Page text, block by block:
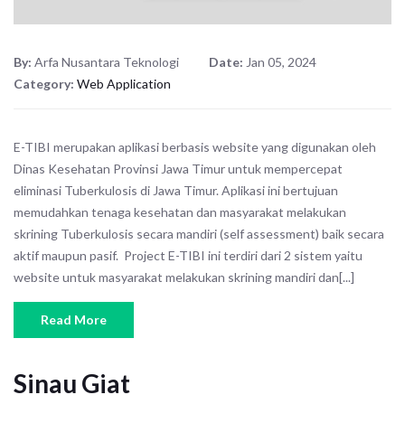
By: Arfa Nusantara Teknologi Date: Jan 05, 2024
Category: Web Application
E-TIBI merupakan aplikasi berbasis website yang digunakan oleh
Dinas Kesehatan Provinsi Jawa Timur untuk mempercepat
eliminasi Tuberkulosis di Jawa Timur. Aplikasi ini bertujuan
memudahkan tenaga kesehatan dan masyarakat melakukan
skrining Tuberkulosis secara mandiri (self assessment) baik secara
aktif maupun pasif. Project E-TIBI ini terdiri dari 2 sistem yaitu
website untuk masyarakat melakukan skrining mandiri dan[...]
Read More
Sinau Giat